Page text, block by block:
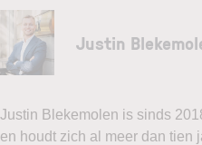
Justin
Justin Blekemolen is sinds
en houdt zich al meer dan tien